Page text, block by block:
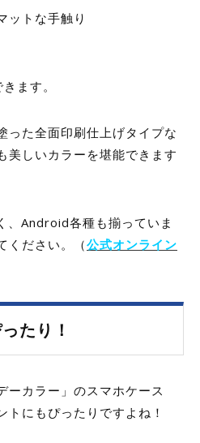
ットな手触り
ます。
った全面印刷仕上げタイプな
美しいカラーを堪能できます
、Android各種も揃っていま
ください。（公式オンライン
たり！
ーカラー」のスマホケース
トにもぴったりですよね！